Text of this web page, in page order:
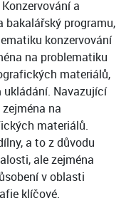
a
bakalářský programu,
konzervování
na problematiku
materiálů,
ukládání. Navazující
na
materiálů.
a to z důvodu
ale zejména
v oblasti
klíčové.